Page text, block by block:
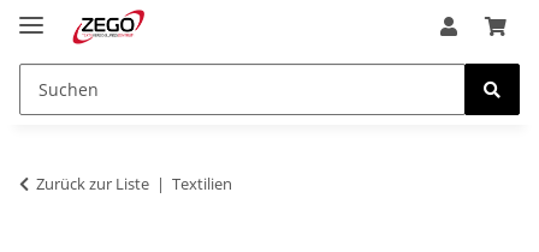
Zurück zur Liste Textilien